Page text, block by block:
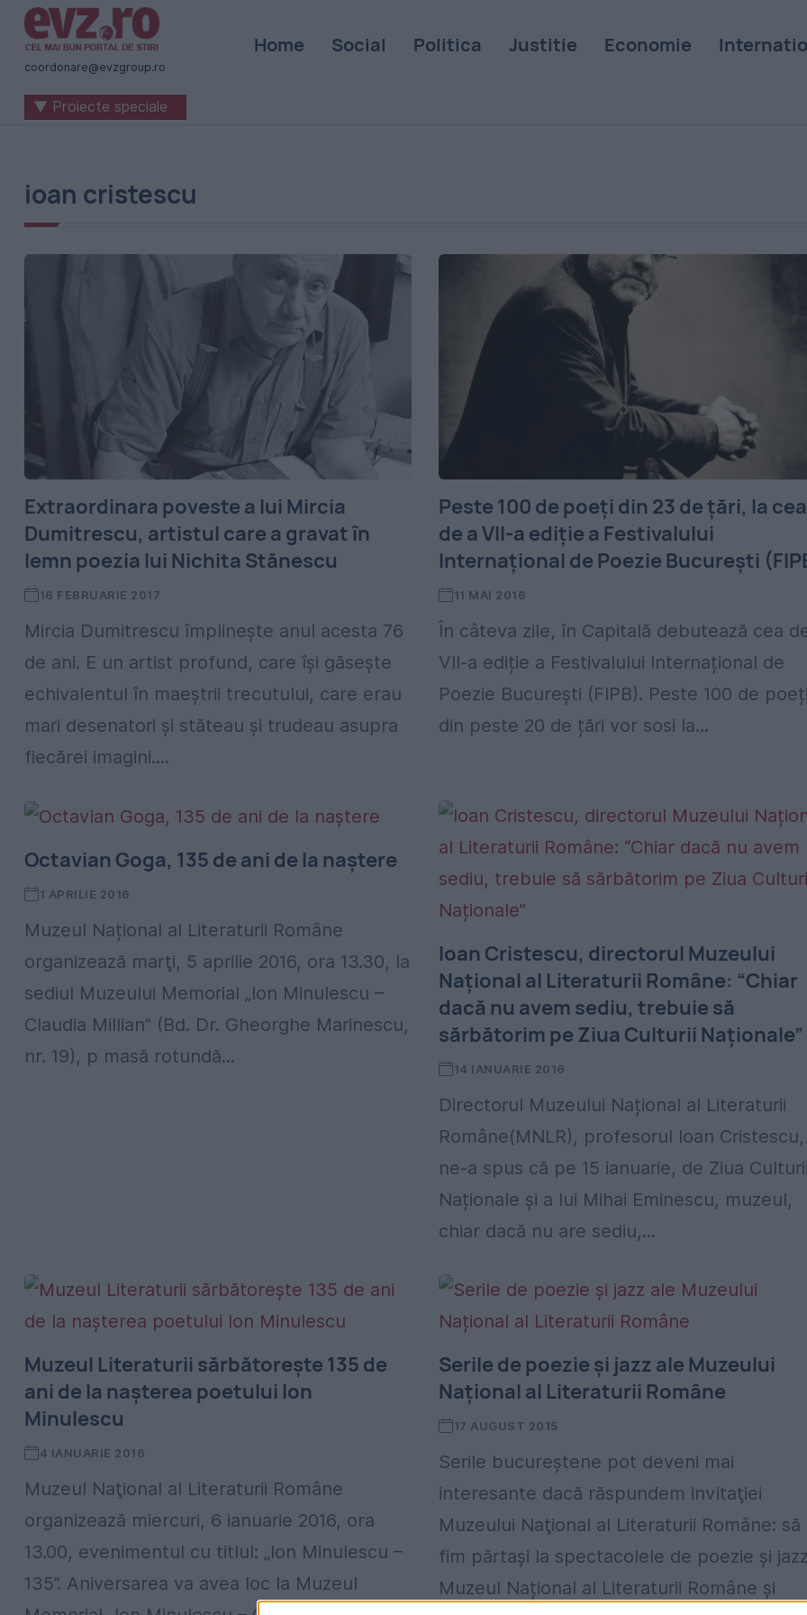
Știri
naționale
internaționale
România
-
coordonare@evzgroup.ro
Home Social Politica Justitie Economie
▼ Proiecte speciale
ioan cristescu
Extraordinara poveste a lui Mircia
Dumitrescu, artistul care a gravat în
lemn poezia lui Nichita Stănescu
16 FEBRUARIE 2017
Mircia Dumitrescu împlinește anul acesta 76
de ani. E un artist profund, care își găsește
echivalentul în maeștrii trecutului, care erau
mari desenatori și stăteau și trudeau asupra
fiecărei imagini....
Peste 100 de poeți din 23 de țări, la cea
de a VII-a ediție a Festivalului
Internațional de Poezie București
11 MAI 2016
În câteva zile, în Capitală debutează cea
VII-a ediție a Festivalului Internațional de
Poezie București (FIPB). Peste 100 de
din peste 20 de țări vor sosi la...
Octavian Goga, 135 de ani de la naștere
1 APRILIE 2016
Muzeul Național al Literaturii Române
organizează marţi, 5 aprilie 2016, ora 13.30, la
sediul Muzeului Memorial „Ion Minulescu –
Claudia Millian” (Bd. Dr. Gheorghe Marinescu,
nr. 19), p masă rotundă...
Ioan Cristescu, directorul Muzeului
Național al Literaturii Române: “Chiar
dacă nu avem sediu, trebuie să
sărbătorim pe Ziua Culturii Naționale”
14 IANUARIE 2016
Directorul Muzeului Național al Literaturii
Române(MNLR), profesorul Ioan Cristescu,
ne-a spus că pe 15 ianuarie, de Ziua
Naționale și a lui Mihai Eminescu, muzeul,
chiar dacă nu are sediu,...
Muzeul Literaturii sărbătorește 135 de
ani de la nașterea poetului Ion
Minulescu
4 IANUARIE 2016
Muzeul Naţional al Literaturii Române
organizează miercuri, 6 ianuarie 2016, ora
13.00, evenimentul cu titlul: „Ion Minulescu –
135”. Aniversarea va avea loc la Muzeul
Serile de poezie şi jazz ale Muzeului
Național al Literaturii Române
17 AUGUST 2015
Serile bucureştene pot deveni mai
interesante dacă răspundem invitaţiei
Muzeului Naţional al Literaturii Române: să
fim părtaşi la spectacolele de poezie şi
Muzeul Național al Literaturii Române și